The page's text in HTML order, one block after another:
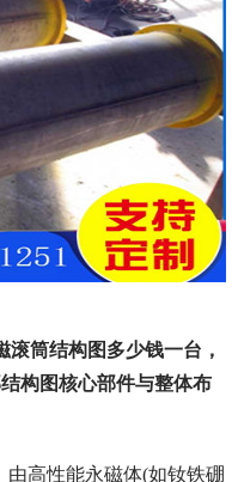
筒结构图多少钱一台，
构图核心部件与整体布
高性能永磁体(如钕铁硼